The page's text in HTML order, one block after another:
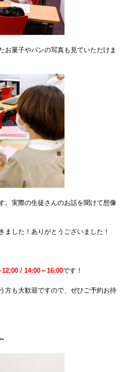
お菓子やパンの写真も見ていただけま
。実際の生徒さんのお話を聞けて想像
ました！ありがとうございました！
12:00 / 14:00～16:00です！
方も大歓迎ですので、ぜひご予約お待